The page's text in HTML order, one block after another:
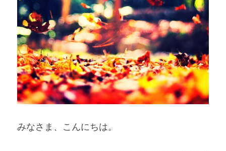
みなさま、こんにちは。